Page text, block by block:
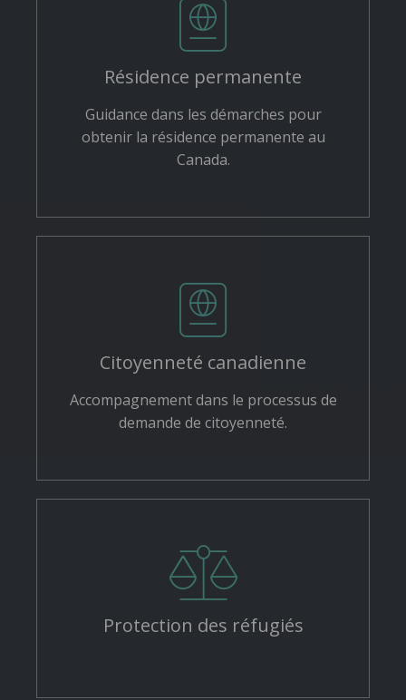
Résidence permanente
Guidance dans les démarches pour
obtenir la résidence permanente au
Canada.
Citoyenneté canadienne
Accompagnement dans le processus de
demande de citoyenneté.
Protection des réfugiés